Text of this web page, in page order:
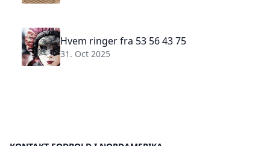
Hvem ringer fra 53 56 43 75
31. Oct 2025